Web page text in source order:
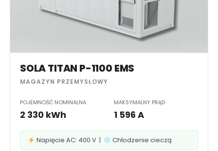
SOLA TITAN P-1100 EMS
MAGAZYN PRZEMYSŁOWY
POJEMNOŚĆ NOMINALNA
2 330 kWh
MAKSYMALNY PRĄD
1 596 A
Napięcie AC: 400 V | Chłodzenie cieczą